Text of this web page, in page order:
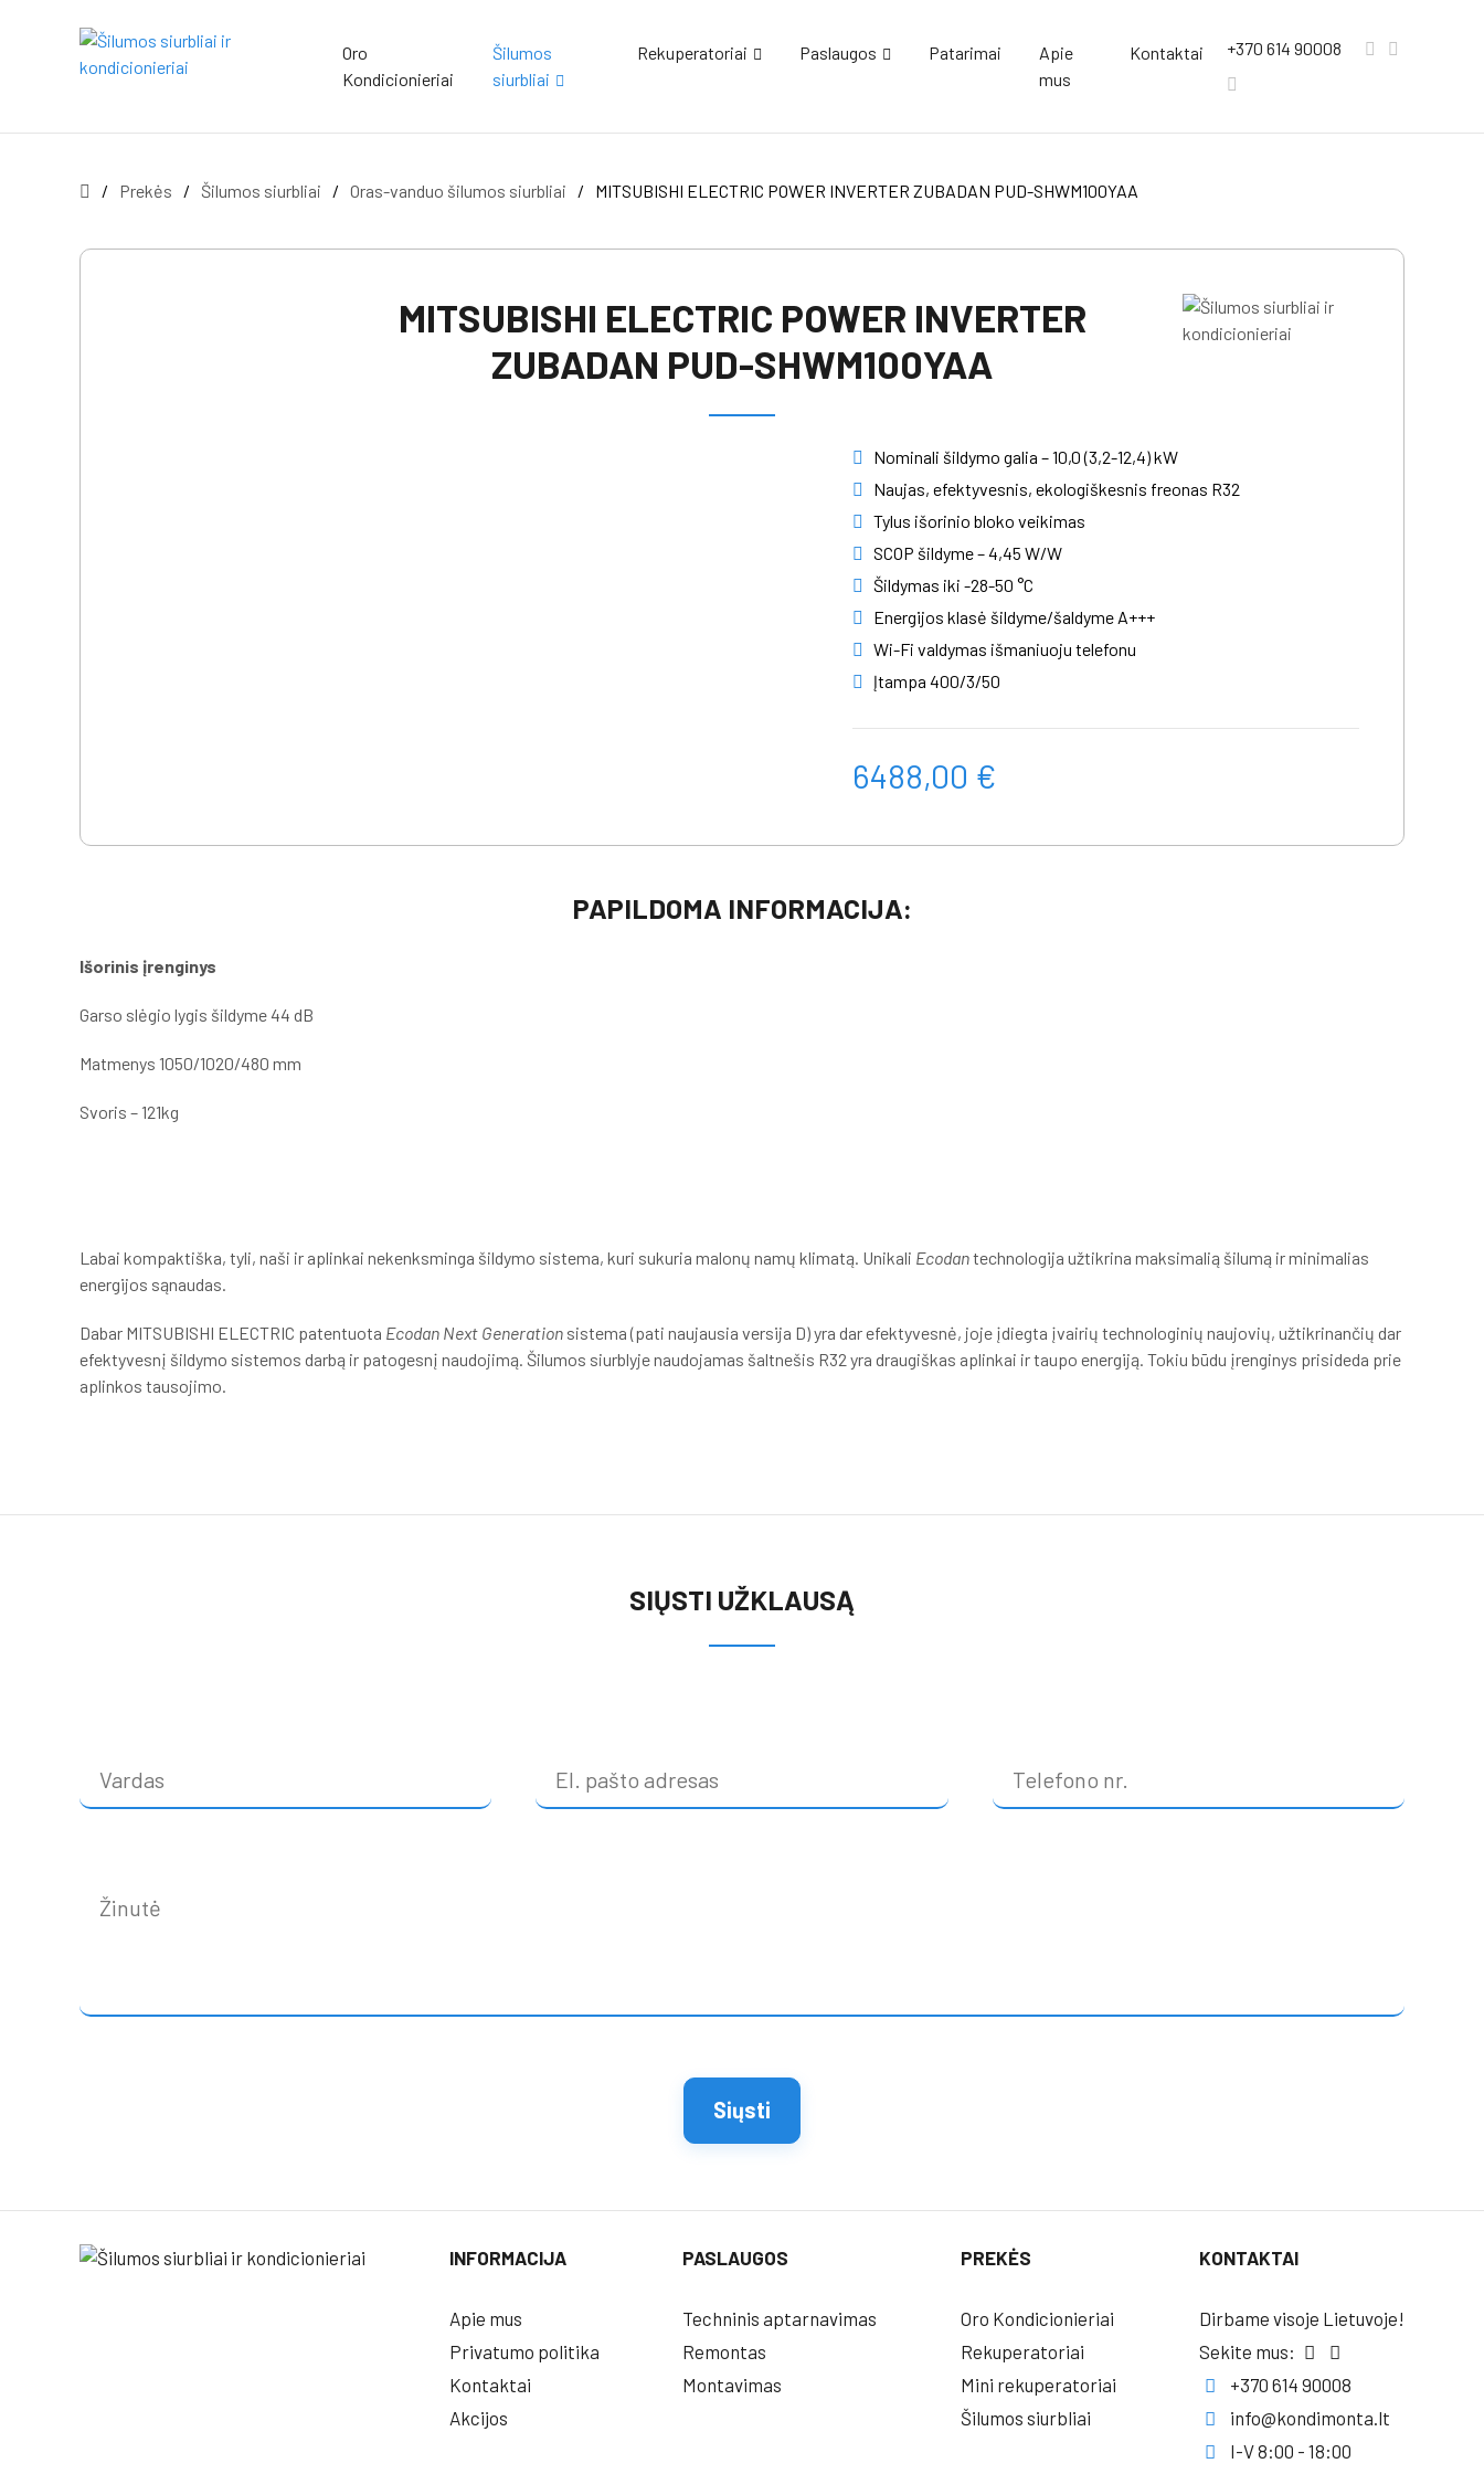
Oro
Kondicionieriai
Šilumos
siurbliai
Rekuperatoriai Paslaugos Patarimai
Apie
mus
Kontaktai +370 614 90008
/ Prekės / Šilumos siurbliai / Oras-vanduo šilumos siurbliai / MITSUBISHI ELECTRIC POWER INVERTER ZUBADAN PUD-SHWM100YAA
MITSUBISHI ELECTRIC POWER INVERTER
ZUBADAN PUD-SHWM100YAA
Nominali šildymo galia – 10,0 (3,2-12,4) kW
Naujas, efektyvesnis, ekologiškesnis freonas R32
Tylus išorinio bloko veikimas
SCOP šildyme – 4,45 W/W
Šildymas iki -28-50 °C
Energijos klasė šildyme/šaldyme A+++
Wi-Fi valdymas išmaniuoju telefonu
Įtampa 400/3/50
6488,00 €
PAPILDOMA INFORMACIJA:
Išorinis įrenginys
Garso slėgio lygis šildyme 44 dB
Matmenys 1050/1020/480 mm
Svoris – 121kg
Labai kompaktiška, tyli, naši ir aplinkai nekenksminga šildymo sistema, kuri sukuria malonų namų klima­tą. Unikali Ecodantechnologija užtikrina maksimalią šilumą ir minimalias
energijos sąnaudas.
Dabar MITSUBISHI ELECTRIC patentuota Ecodan Next Ge­neration sistema (pati naujausia versija D) yra dar efektyvesnė, joje įdiegta įvairių technologinių naujovių, užtikrinančių dar
efektyvesnį šildymo sistemos darbą ir patogesnį naudojimą. Šilumos siurblyje naudojamas šaltnešis R32 yra draugiškas aplinkai ir taupo energiją. Tokiu būdu įrenginys prisideda prie
aplinkos tausojimo.
SIŲSTI UŽKLAUSĄ
INFORMACIJA
Apie mus
Privatumo politika
Kontaktai
Akcijos
PASLAUGOS
Techninis aptarnavimas
Remontas
Montavimas
PREKĖS
Oro Kondicionieriai
Rekuperatoriai
Mini rekuperatoriai
Šilumos siurbliai
KONTAKTAI
Dirbame visoje Lietuvoje!
Sekite mus:
+370 614 90008
info@kondimonta.lt
I-V 8:00 - 18:00